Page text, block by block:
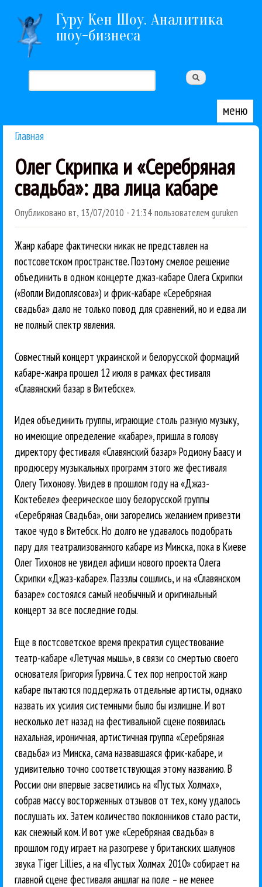
Перейти к основному содержанию
Гуру Кен Шоу. Аналитика
шоу-бизнеса
Форма поиска
меню
Главная
Олег Скрипка и «Серебряная
свадьба»: два лица кабаре
Опубликовано вт, 13/07/2010 - 21:34пользователем guruken
Жанр кабаре фактически никак не представлен на
постсоветском пространстве. Поэтому смелое решение
объединить в одном концерте джаз-кабаре Олега Скрипки
(«Вопли Видоплясова») и фрик-кабаре «Серебряная
свадьба» дало не только повод для сравнений, но и едва ли
не полный спектр явления.
Совместный концерт украинской и белорусской формаций
кабаре-жанра прошел 12 июля в рамках фестиваля
«Славянский базар в Витебске».
Идея объединить группы, играющие столь разную музыку,
но имеющие определение «кабаре», пришла в голову
директору фестиваля «Славянский базар» Родиону Баасу и
продюсеру музыкальных программ этого же фестиваля
Олегу Тихонову. Увидев в прошлом году на «Джаз-
Коктебеле» феерическое шоу белорусской группы
«Серебряная Свадьба», они загорелись желанием привезти
такое чудо в Витебск. Но долго не удавалось подобрать
пару для театрализованного кабаре из Минска, пока в Киеве
Олег Тихонов не увидел афиши нового проекта Олега
Скрипки «Джаз-кабаре». Паззлы сошлись, и на «Славянском
базаре» состоялся самый необычный и оригинальный
концерт за все последние годы.
Еще в постсоветское время прекратил существование
театр-кабаре «Летучая мышь», в связи со смертью своего
основателя Григория Гурвича. С тех пор непростой жанр
кабаре пытаются поддержать отдельные артисты, однако
назвать их усилия системными было бы излишне. И вот
несколько лет назад на фестивальной сцене появилась
нахальная, ироничная, артистичная группа «Серебряная
свадьба» из Минска, сама назвавшаяся фрик-кабаре, и
удивительно точно соответствующая этому названию. В
России они впервые засветились на «Пустых Холмах»,
собрав массу восторженных отзывов от тех, кому удалось
послушать их. Затем количество поклонников стало расти,
как снежный ком. И вот уже «Серебряная свадьба» в
прошлом году играет на разогреве у британских шалунов
звука Tiger Lillies, а на «Пустых Холмах 2010» собирает на
главной сцене фестиваля аншлаг на поле – не менее